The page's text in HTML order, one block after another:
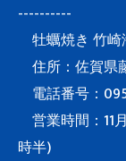
----------
牡蠣焼き 竹崎
住所：佐賀県
電話番号：
営業時間：11
時半)